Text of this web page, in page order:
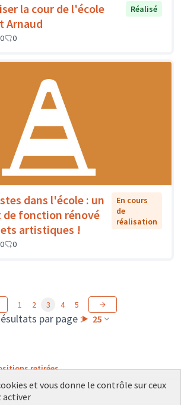
la cour de l'école
Arnaud
Réalisé
0 0
dans l'école : un
fonction rénové
artistiques !
En cours
de
réalisation
0 0
par page : 25
1 2 3 4 5
retirées
et vous donne le contrôle sur ceux
activer